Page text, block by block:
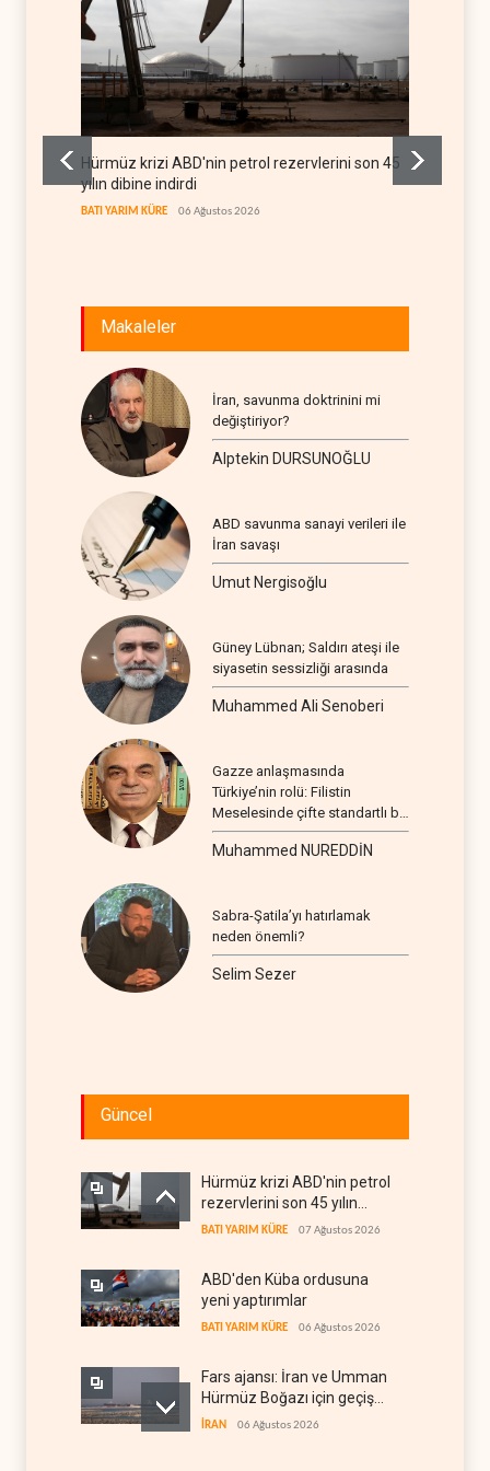
Hürmüz krizi ABD'nin petrol rezervlerini son 45
yılın dibine indirdi
BATI YARIM KÜRE 06 Ağustos 2026
Makaleler
İran, savunma doktrinini mi
değiştiriyor?
Alptekin DURSUNOĞLU
ABD savunma sanayi verileri ile
İran savaşı
Umut Nergisoğlu
Güney Lübnan; Saldırı ateşi ile
siyasetin sessizliği arasında
Muhammed Ali Senoberi
Gazze anlaşmasında
Türkiye’nin rolü: Filistin
Meselesinde çifte standartlı bir
seyir
Muhammed NUREDDİN
Sabra-Şatila’yı hatırlamak
neden önemli?
Selim Sezer
Güncel
Hürmüz krizi ABD'nin petrol
rezervlerini son 45 yılın
dibine indirdi
BATI YARIM KÜRE 07 Ağustos 2026
ABD'den Küba ordusuna
yeni yaptırımlar
BATI YARIM KÜRE 06 Ağustos 2026
Fars ajansı: İran ve Umman
Hürmüz Boğazı için geçiş
koridorlarında anlaştı
İRAN 06 Ağustos 2026